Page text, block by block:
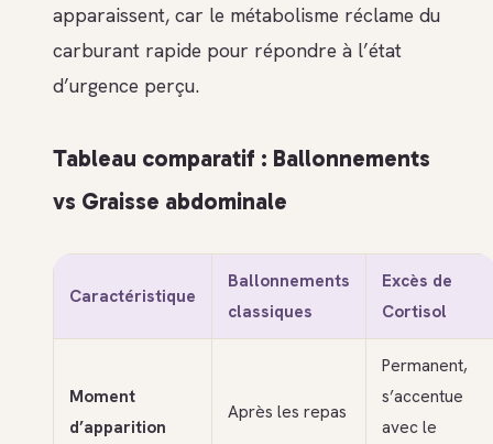
apparaissent, car le métabolisme réclame du
carburant rapide pour répondre à l’état
d’urgence perçu.
Tableau comparatif : Ballonnements
vs Graisse abdominale
Caractéristique
Ballonnements
classiques
Excès de
Cortisol
Moment
d’apparition
Après les repas
Permanent,
s’accentue
avec le